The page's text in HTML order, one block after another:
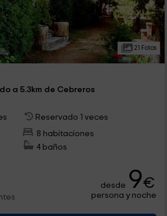
21 Fotos
a 5.3km de Cebreros
Reservado 1 veces
8 habitaciones
4 baños
desde 9€
persona y noche